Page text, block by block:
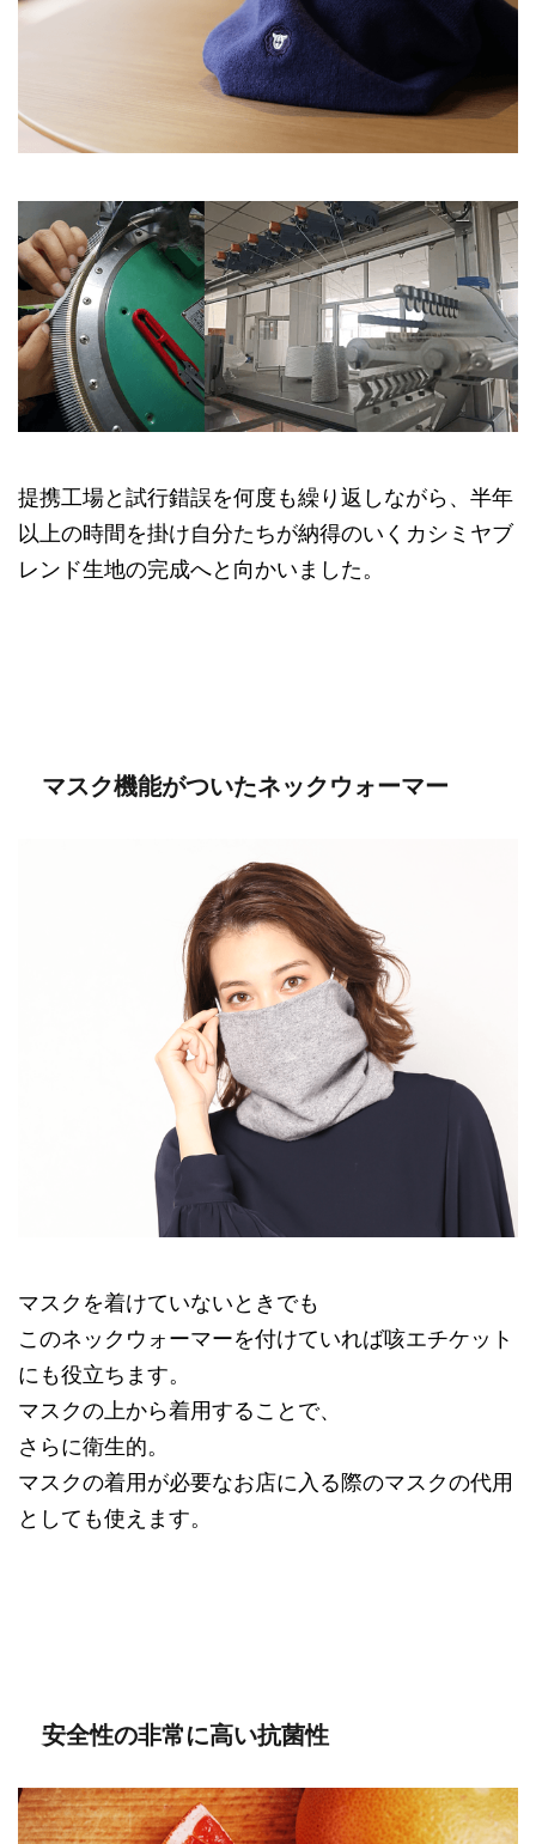
提携工場と試行錯誤を何度も繰り返しながら、半年
以上の時間を掛け自分たちが納得のいくカシミヤブ
レンド生地の完成へと向かいました。
マスク機能がついたネックウォーマー
マスクを着けていないときでも
このネックウォーマーを付けていれば咳エチケット
にも役立ちます。
マスクの上から着用することで、
さらに衛生的。
マスクの着用が必要なお店に入る際のマスクの代用
としても使えます。
安全性の非常に高い抗菌性